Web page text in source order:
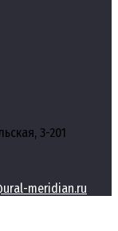
3-201
meridian.ru